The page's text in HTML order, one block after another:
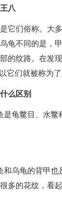
八
它们俗称。大
龟不同的是，
的纹路。在发
它们就被称为
么区别
是龟鳖目、水
和乌龟的背甲
多的花纹，看